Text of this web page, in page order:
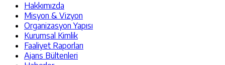
Hakkımızda
Misyon & Vizyon
Organizasyon Yapısı
Kurumsal Kimlik
Faaliyet Raporları
Ajans Bültenleri